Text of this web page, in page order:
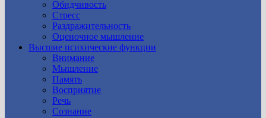
Обидчивость
Стресс
Раздражительность
Оценочное мышление
Высшие психические функции
Внимание
Мышление
Память
Восприятие
Речь
Сознание